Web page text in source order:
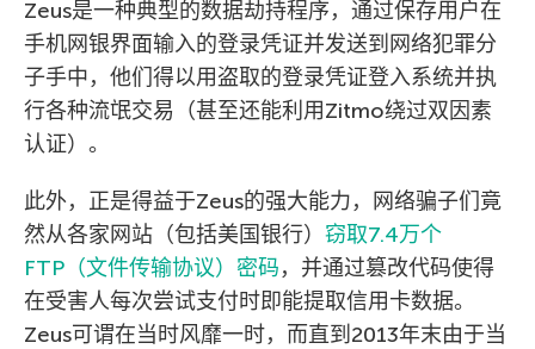
Zeus是一种典型的数据劫持程序，通过保存用户在
手机网银界面输入的登录凭证并发送到网络犯罪分
子手中，他们得以用盗取的登录凭证登入系统并执
行各种流氓交易（甚至还能利用Zitmo绕过双因素
认证）。
此外，正是得益于Zeus的强大能力，网络骗子们竟
然从各家网站（包括美国银行） 窃取7.4万个
FTP（文件传输协议）密码，并通过篡改代码使得
在受害人每次尝试支付时即能提取信用卡数据。
Zeus可谓在当时风靡一时，而直到2013年末由于当